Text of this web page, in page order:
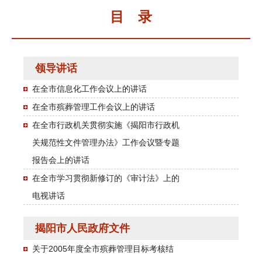
目 录
领导讲话
在全市信息化工作会议上的讲话
在全市殡葬管理工作会议上的讲话
在全市行政机关贯彻实施《揭阳市行政机
关规范性文件管理办法》工作会议暨专题
报告会上的讲话
在全市学习贯彻新修订的《审计法》上的
电视讲话
揭阳市人民政府文件
关于2005年度全市殡葬管理目标考核结